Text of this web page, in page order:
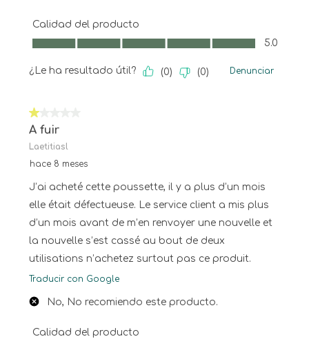
Calidad del producto
Calidad del producto, 5.0 de 5
5.0
¿Le ha resultado útil? (0) (0) Denunciar
1 de 5 estrellas.
A fuir
Laetitiasl
hace 8 meses
J’ai acheté cette poussette, il y a plus d’un mois
elle était défectueuse. Le service client a mis plus
d’un mois avant de m’en renvoyer une nouvelle et
la nouvelle s’est cassé au bout de deux
utilisations n’achetez surtout pas ce produit.
Traducir con Google
No, No recomiendo este producto.
Calidad del producto